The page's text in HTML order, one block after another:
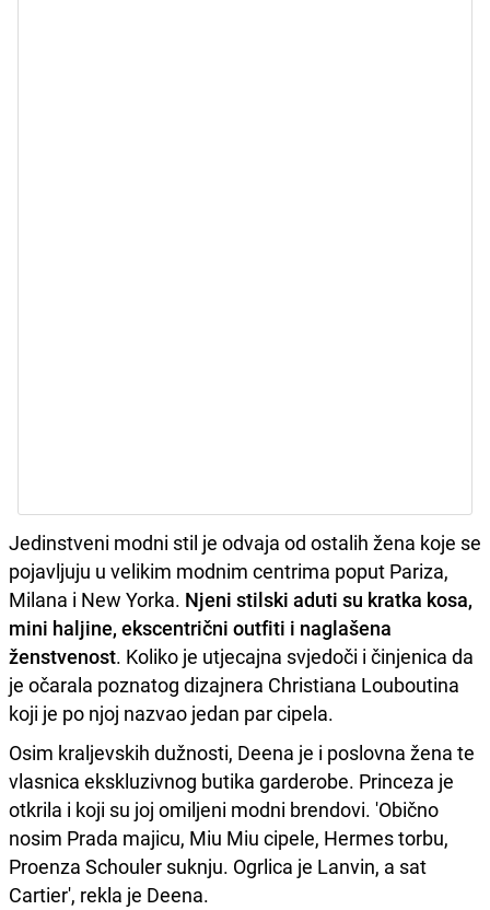
Jedinstveni modni stil je odvaja od ostalih žena koje se
pojavljuju u velikim modnim centrima poput Pariza,
Milana i New Yorka. Njeni stilski aduti su kratka kosa,
mini haljine, ekscentrični outfiti i naglašena
ženstvenost. Koliko je utjecajna svjedoči i činjenica da
je očarala poznatog dizajnera Christiana Louboutina
koji je po njoj nazvao jedan par cipela.
Osim kraljevskih dužnosti, Deena je i poslovna žena te
vlasnica ekskluzivnog butika garderobe. Princeza je
otkrila i koji su joj omiljeni modni brendovi. 'Obično
nosim Prada majicu, Miu Miu cipele, Hermes torbu,
Proenza Schouler suknju. Ogrlica je Lanvin, a sat
Cartier', rekla je Deena.